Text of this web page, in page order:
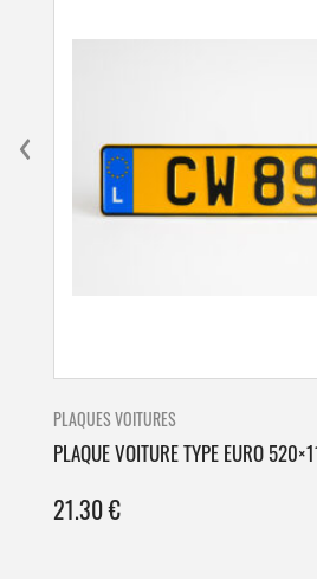
PLAQUES VOITURES
PLAQUE VOITURE TYPE EURO
21.30€